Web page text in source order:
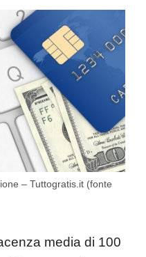
– Tuttogratis.it (fonte
media di 100